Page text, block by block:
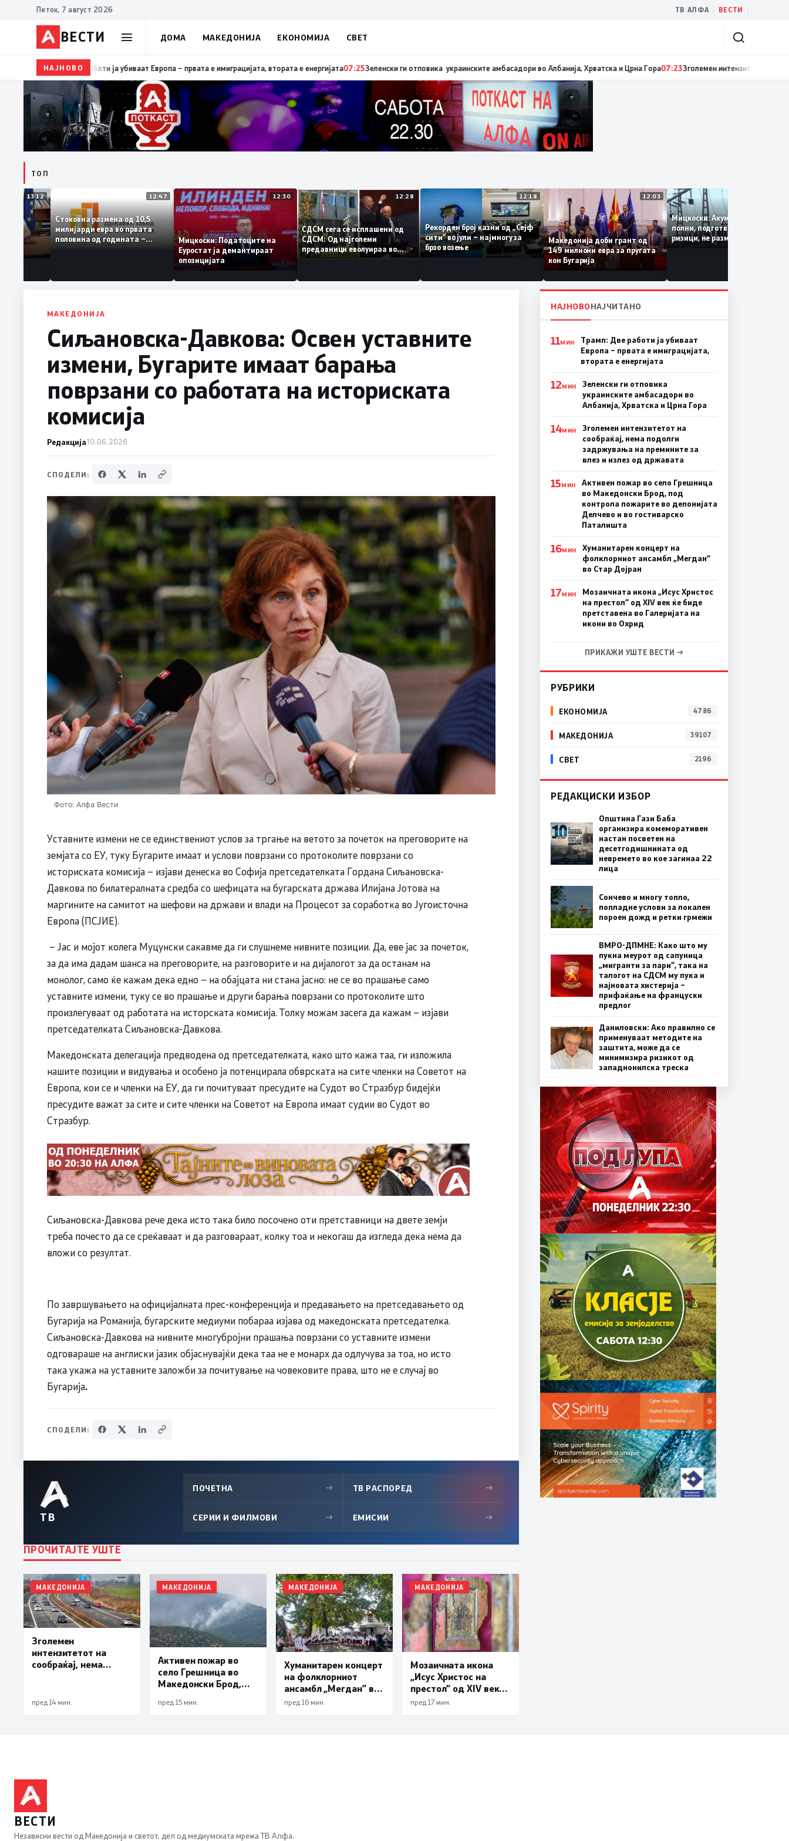
Петок, 7 август 2026 ТВ АЛФА ВЕСТИ
ВЕСТИ ДОМА МАКЕДОНИЈА ЕКОНОМИЈА СВЕТ
НАЈНОВО
Трамп: Две работи ја убиваат Европа – првата е имиграцијата, втората е енергијата07:25Зеленски ги отповика украинските амбасадори во Албанија, Хрватска и Црна Гора07:23Зголемен интензитетот на
ТОП
13:12
добар со
12:47
Стоковна размена од 10,5
милијарди евра во првата
половина од годината –
12:30
Мицкоски: Податоците на
Еуростат ја демантираат
опозицијата
12:28
СДСМ сега се исплашени од
СДСМ: Од најголеми
предавници еволуираа во
најголеми патриоти
12:18
Рекорден број казни од „Сејф
сити“ во јули – најмногу за
брзо возење
12:03
Македонија доби грант од
149 милиони евра за пругата
кон Бугарија
Мицкоски: Акумулациите се
полни, подготвени сме за
ризици, не размислување за
поскапување на струјата
МАКЕДОНИЈА
Сиљановска-Давкова: Освен уставните
измени, Бугарите имаат барања
поврзани со работата на историската
комисија
Редакција10.06.2026
СПОДЕЛИ:
Фото: Алфа Вести
Уставните измени не се единствениот услов за тргање на ветото за почеток на преговорите на
земјата со ЕУ, туку Бугарите имаат и услови поврзани со протоколите поврзани со
историската комисија – изјави денеска во Софија претседателката Гордана Сиљановска-
Давкова по билатералната средба со шефицата на бугарската држава Илијана Јотова на
маргините на самитот на шефови на држави и влади на Процесот за соработка во Југоисточна
Европа (ПСЈИЕ).
– Јас и мојот колега Муцунски сакавме да ги слушнеме нивните позиции. Да, еве јас за почеток,
за да има дадам шанса на преговорите, на разговорите и на дијалогот за да останам на
монолог, само ќе кажам дека едно – на обајцата ни стана јасно: не се во прашање само
уставните измени, туку се во прашање и други барања поврзани со протоколите што
произлегуваат од работата на исторската комисија. Толку можам засега да кажам – изјави
претседателката Сиљановска-Давкова.
Македонската делегација предводена од претседателката, како што кажа таа, ги изложила
нашите позиции и видувања и особено ја потенцирала обврската на сите членки на Советот на
Европа, кои се и членки на ЕУ, да ги почитуваат пресудите на Судот во Стразбур бидејќи
пресудите важат за сите и сите членки на Советот на Европа имаат судии во Судот во
Стразбур.
Сиљановска-Давкова рече дека исто така било посочено оти претставници на двете земји
треба почесто да се среќаваат и да разговараат, колку тоа и некогаш да изгледа дека нема да
вложи со резултат.
По завршувањето на официјалната прес-конференција и предавањето на претседавањето од
Бугарија на Романија, бугарските медиуми побараа изјава од македонската претседателка.
Сиљановска-Давкова на нивните многубројни прашања поврзани со уставните измени
одговараше на англиски јазик објаснувајќи дека таа не е монарх да одлучува за тоа, но исто
така укажа на уставните заложби за почитување на човековите права, што не е случај во
Бугарија.
СПОДЕЛИ:
ТВ
ПОЧЕТНА → ТВ РАСПОРЕД →
СЕРИИ И ФИЛМОВИ → ЕМИСИИ →
ПРОЧИТАЈТЕ УШТЕ
МАКЕДОНИЈА
Зголемен
интензитетот на
сообраќај, нема
и излез од државата
пред 14 мин.
МАКЕДОНИЈА
Активен пожар во
село Грешница во
Македонски Брод,
пожарите во
пред 15 мин.
МАКЕДОНИЈА
Хуманитарен концерт
на фолклорниот
ансамбл „Мегдан” во
Стар Дојран
пред 16 мин.
МАКЕДОНИЈА
Мозаичната икона
„Исус Христос на
престол“ од XIV век
ќе биде претставена
пред 17 мин.
НАЈНОВОНАЈЧИТАНО
11МИН
Трамп: Две работи ја убиваат
Европа – првата е имиграцијата,
втората е енергијата
12МИН
Зеленски ги отповика
украинските амбасадори во
Албанија, Хрватска и Црна Гора
14МИН
Зголемен интензитетот на
сообраќај, нема подолги
задржувања на премините за
влез и излез од државата
15МИН
Активен пожар во село Грешница
во Македонски Брод, под
контрола пожарите во депонијата
Делчево и во гостиварско
Паталишта
16МИН
Хуманитарен концерт на
фолклорниот ансамбл „Мегдан”
во Стар Дојран
17МИН
Мозаичната икона „Исус Христос
на престол“ од XIV век ќе биде
претставена во Галеријата на
икони во Охрид
ПРИКАЖИ УШТЕ ВЕСТИ →
РУБРИКИ
ЕКОНОМИЈА 4786
МАКЕДОНИЈА 39107
СВЕТ 2196
РЕДАКЦИСКИ ИЗБОР
Општина Гази Баба
организира комеморативен
настан посветен на
десетгодишнината од
невремето во кое загинаа 22
лица
Сончево и многу топло,
попладне услови за локален
пороен дожд и ретки грмежи
ВМРО-ДПМНЕ: Како што му
пукна меурот од сапуница
„мигранти за пари“, така на
талогот на СДСМ му пука и
најновата хистерија –
прифаќање на француски
предлог
Даниловски: Ако правилно се
применуваат методите на
заштита, може да се
минимизира ризикот од
западнонилска треска
ВЕСТИ
Независни вести од Македонија и светот, дел од медиумската мрежа ТВ Алфа.